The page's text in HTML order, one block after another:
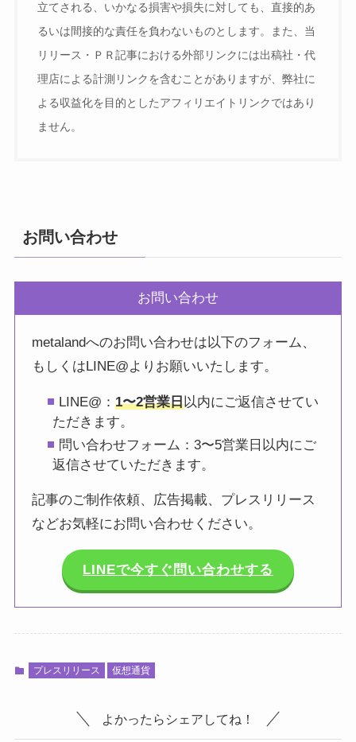
立てされる、いかなる損害や損失に対しても、直接的あ
るいは間接的な責任を負わないものとします。また、当
リリース・ＰＲ記事における外部リンクには出稿社・代
理店による計測リンクを含むことがありますが、弊社に
よる収益化を目的としたアフィリエイトリンクではあり
ません。
お問い合わせ
お問い合わせ
metalandへのお問い合わせは以下のフォーム、
もしくはLINE@よりお願いいたします。
LINE@： 1〜2営業日以内にご返信させてい
ただきます。
問い合わせフォーム：3〜5営業日以内にご
返信させていただきます。
記事のご制作依頼、広告掲載、プレスリリース
などお気軽にお問い合わせください。
LINEで今すぐ問い合わせする
プレスリリース 仮想通貨
よかったらシェアしてね！